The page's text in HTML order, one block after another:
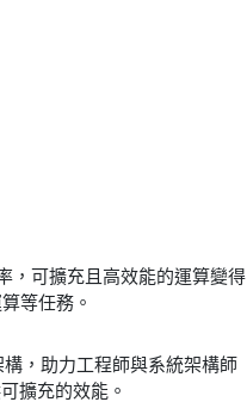
，可擴充且高效能的運算變得
等任務。
，助力工程師與系統架構師
擴充的效能。